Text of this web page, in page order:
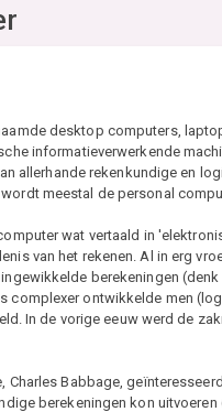
desktop computers,
informatieverwerkende
allerhande rekenkundige en
meestal de personal
wat vertaald in
van het rekenen. Al in erg
berekeningen (denk
complexer ontwikkelde men
In de vorige eeuw werd de
Charles Babbage,
berekeningen kon